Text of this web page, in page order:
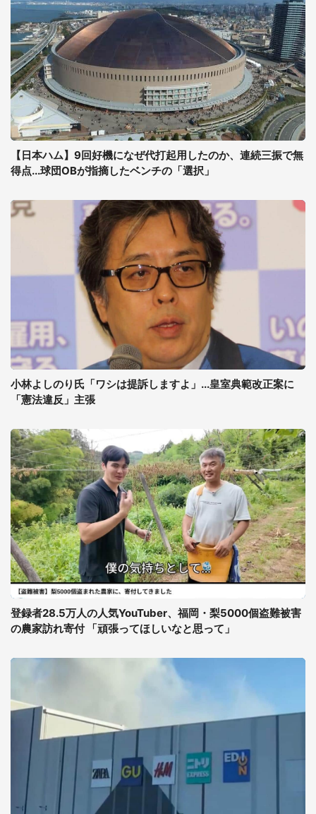
【日本ハム】9回好機になぜ代打起用したのか、連続三振で無
得点...球団OBが指摘したベンチの「選択」
小林よしのり氏「ワシは提訴しますよ」...皇室典範改正案に
「憲法違反」主張
登録者28.5万人の人気YouTuber、福岡・梨5000個盗難被害
の農家訪れ寄付 「頑張ってほしいなと思って」